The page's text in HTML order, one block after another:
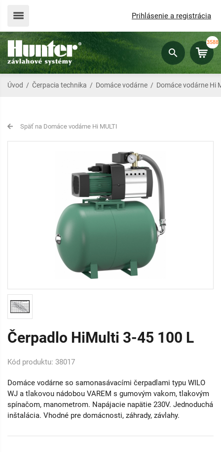
Prihlásenie a registrácia
3588
Úvod / Čerpacia technika / Domáce vodárne / Domáce vodárne Hi
Späť na Domáce vodárne Hi MULTI
Čerpadlo HiMulti 3-45 100 L
Kód produktu: 38017
Domáce vodárne so samonasávacími čerpadlami typu WILO
WJ a tlakovou nádobou VAREM s gumovým vakom, tlakovým
spínačom, manometrom. Napájacie napätie 230V. Jednoduchá
inštalácia. Vhodné pre domácnosti, záhrady, závlahy.